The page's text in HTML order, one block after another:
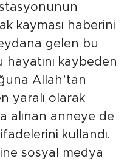
kayması haberini
gelen bu
hayatını kaybeden
Allah’tan
yaralı olarak
alınan anneye de
kullandı.
sosyal medya